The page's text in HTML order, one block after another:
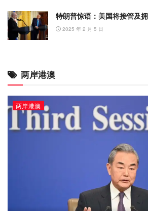
特朗普惊语：美国将接管及
2025 年 2 月 5 日
两岸港澳
两岸港澳